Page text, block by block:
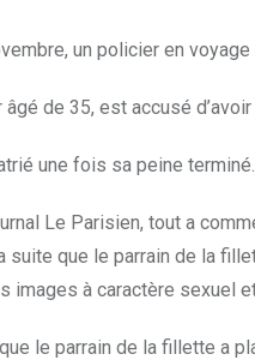
un policier en
âgé de 35, est accusé
une fois sa peine
Le Parisien, tout a
suite que le parrain de la
images à caractère sexuel
que le parrain de la fillette a